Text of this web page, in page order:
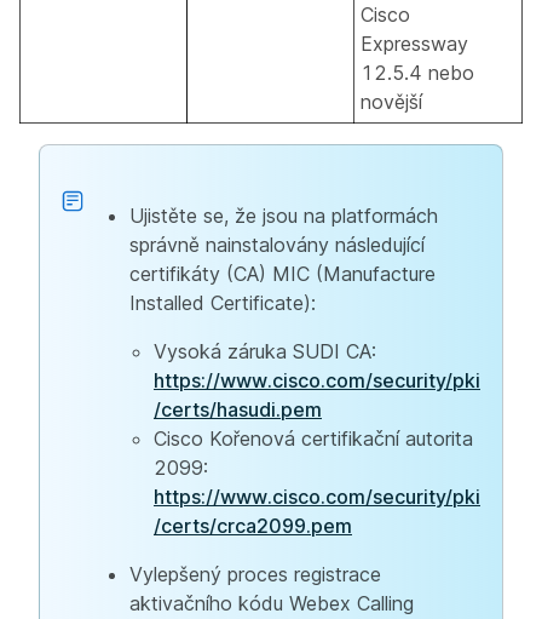
Cisco
Expressway
12.5.4 nebo
novější
Ujistěte se, že jsou na platformách
správně nainstalovány následující
certifikáty (CA) MIC (Manufacture
Installed Certificate):
Vysoká záruka SUDI CA:
https://www.cisco.com/security/pki
/certs/hasudi.pem
Cisco Kořenová certifikační autorita
2099:
https://www.cisco.com/security/pki
/certs/crca2099.pem
Vylepšený proces registrace
aktivačního kódu Webex Calling